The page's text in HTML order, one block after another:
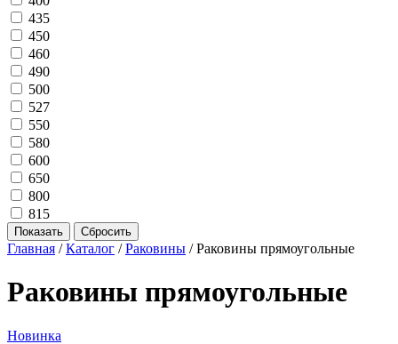
435
450
460
490
500
527
550
580
600
650
800
815
Главная /Каталог /Раковины /Раковины прямоугольные
Раковины прямоугольные
Новинка